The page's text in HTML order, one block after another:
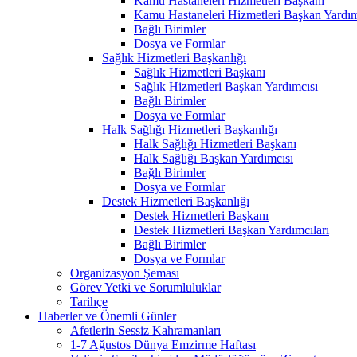
Kamu Hastaneleri Hizmetleri Başkan
Bağlı Birimler
Dosya ve Formlar
Sağlık Hizmetleri Başkanlığı
Sağlık Hizmetleri Başkanı
Sağlık Hizmetleri Başkan Yardımcısı
Bağlı Birimler
Dosya ve Formlar
Halk Sağlığı Hizmetleri Başkanlığı
Halk Sağlığı Hizmetleri Başkanı
Halk Sağlığı Başkan Yardımcısı
Bağlı Birimler
Dosya ve Formlar
Destek Hizmetleri Başkanlığı
Destek Hizmetleri Başkanı
Destek Hizmetleri Başkan Yardımcıları
Bağlı Birimler
Dosya ve Formlar
Organizasyon Şeması
Görev Yetki ve Sorumluluklar
Tarihçe
Haberler ve Önemli Günler
Afetlerin Sessiz Kahramanları
1-7 Ağustos Dünya Emzirme Haftası